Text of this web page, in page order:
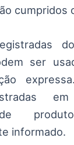
cumpridos
ser
de
informado.